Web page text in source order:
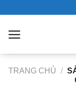
nội
TRANG CHỦ /